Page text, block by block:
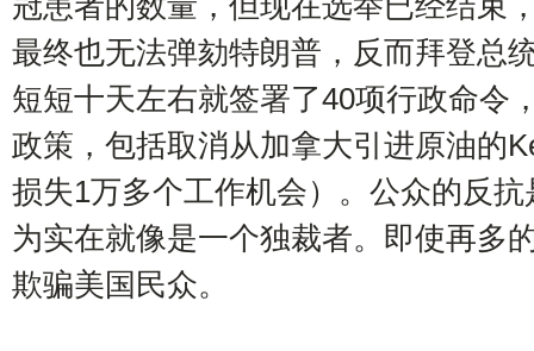
最终也无法弹劾特朗普，反而拜登总
短短十天左右就签署了40项行政命令
政策，包括取消从加拿大引进原油的
损失1万多个工作机会）。公众的反
为实在就像是一个独裁者。即使再多
欺骗美国民众。